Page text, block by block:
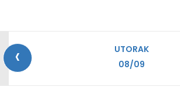
UTORAK
08/09
‹